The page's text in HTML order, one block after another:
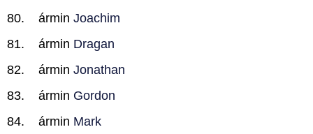
ármin Joachim
ármin Dragan
ármin Jonathan
ármin Gordon
ármin Mark